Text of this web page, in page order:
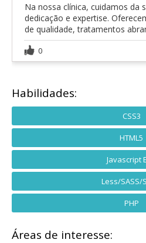
Na nossa clínica, cuidamos da
dedicação e expertise.
de qualidade, tratamentos
0
Habilidades:
CSS3
HTML5
Javascript
Less/SASS/
PHP
Áreas de interesse: